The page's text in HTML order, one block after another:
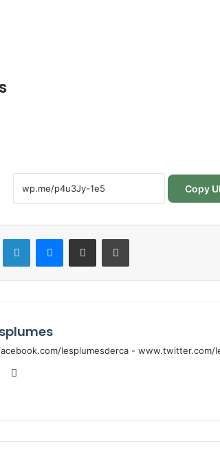
Copy
LinkedinMessenger
Partager par email Imprimer
lesplumesderca - www.twitter.com/
Facebook